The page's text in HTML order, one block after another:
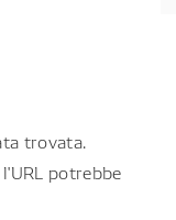
trovata.
potrebbe